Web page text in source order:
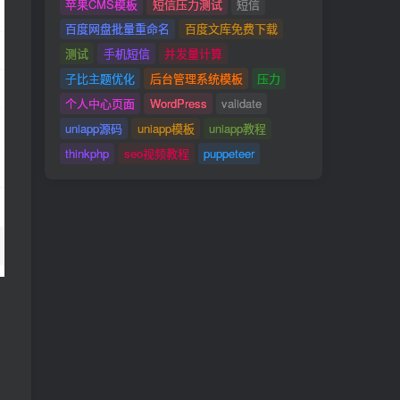
苹果CMS模板 短信压力测试
短信
百度网盘批量重命名
百度文库免费下载
测试
手机短信
并发量计算
子比主题优化
后台管理系统模板
压力
个人中心页面
WordPress
validate
uniapp源码
uniapp模板
uniapp教程
thinkphp
seo视频教程 puppeteer